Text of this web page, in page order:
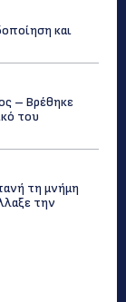
και
– Βρέθηκε
του
τη μνήμη
την